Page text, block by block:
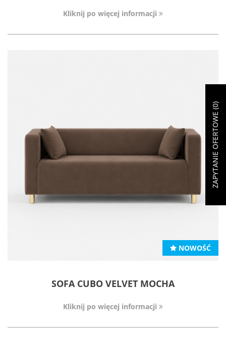
Kliknij po więcej informacji
NOWOŚĆ
SOFA CUBO VELVET MOCHA
Kliknij po więcej informacji
ZAPYTANIE OFERTOWE (
0
)